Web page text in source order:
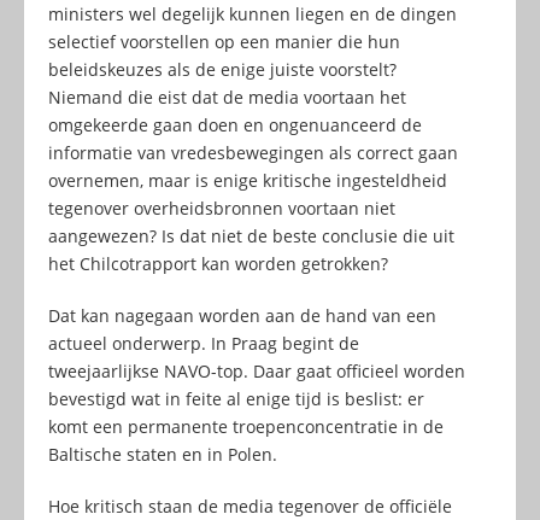
ministers wel degelijk kunnen liegen en de dingen
selectief voorstellen op een manier die hun
beleidskeuzes als de enige juiste voorstelt?
Niemand die eist dat de media voortaan het
omgekeerde gaan doen en ongenuanceerd de
informatie van vredesbewegingen als correct gaan
overnemen, maar is enige kritische ingesteldheid
tegenover overheidsbronnen voortaan niet
aangewezen? Is dat niet de beste conclusie die uit
het Chilcotrapport kan worden getrokken?
Dat kan nagegaan worden aan de hand van een
actueel onderwerp. In Praag begint de
tweejaarlijkse NAVO-top. Daar gaat officieel worden
bevestigd wat in feite al enige tijd is beslist: er
komt een permanente troepenconcentratie in de
Baltische staten en in Polen.
Hoe kritisch staan de media tegenover de officiële